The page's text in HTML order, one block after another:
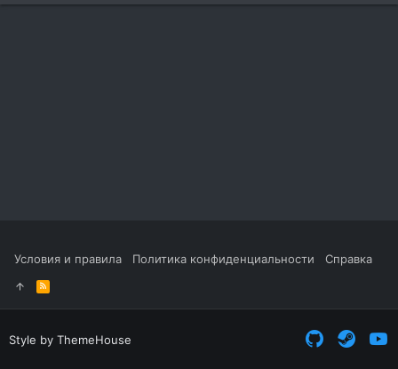
Условия и правила Политика конфиденциальности Справка
R
S
S
Style by ThemeHouse